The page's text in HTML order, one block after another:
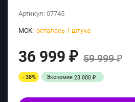
Артикул: 07745
МСК: осталась 1 штука
36 999 ₽ 59 999₽
- 38% Экономия 23 000 ₽